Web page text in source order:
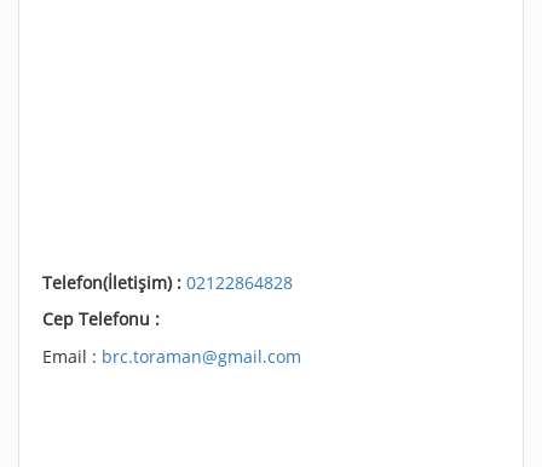
Telefon(İletişim) : 02122864828
Cep Telefonu :
Email : brc.toraman@gmail.com